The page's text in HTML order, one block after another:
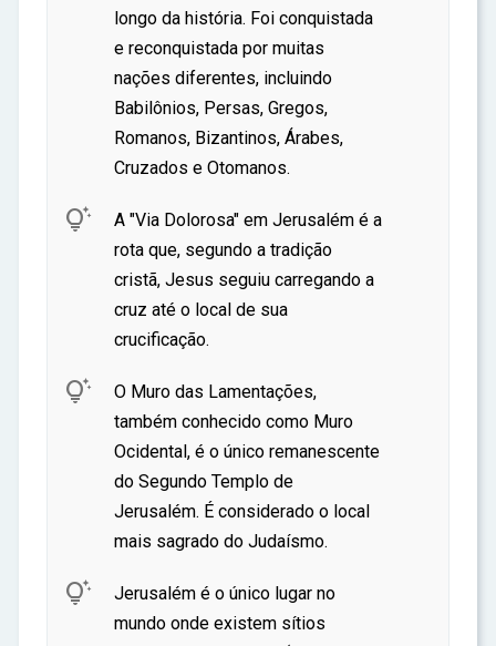
longo da história. Foi conquistada
e reconquistada por muitas
nações diferentes, incluindo
Babilônios, Persas, Gregos,
Romanos, Bizantinos, Árabes,
Cruzados e Otomanos.

A "Via Dolorosa" em Jerusalém é a
rota que, segundo a tradição
cristã, Jesus seguiu carregando a
cruz até o local de sua
crucificação.

O Muro das Lamentações,
também conhecido como Muro
Ocidental, é o único remanescente
do Segundo Templo de
Jerusalém. É considerado o local
mais sagrado do Judaísmo.

Jerusalém é o único lugar no
mundo onde existem sítios